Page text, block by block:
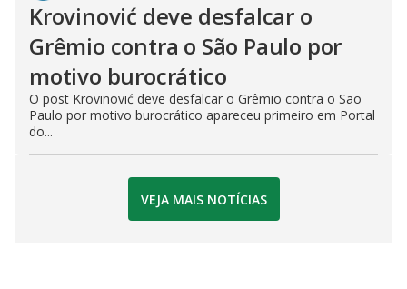
Krovinović deve desfalcar o
Grêmio contra o São Paulo por
motivo burocrático
O post Krovinović deve desfalcar o Grêmio contra o São
Paulo por motivo burocrático apareceu primeiro em Portal
do...
VEJA MAIS NOTÍCIAS